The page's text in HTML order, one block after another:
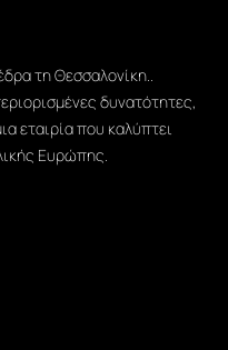
τη Θεσσαλονίκη..
δυνατότητες,
εταιρία που καλύπτει
Ευρώπης.